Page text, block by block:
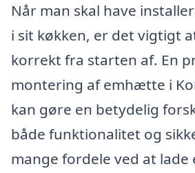
Når man skal have
i sit køkken, er det vigtigt
korrekt fra starten af. En
montering af emhætte i
kan gøre en betydelig
både funktionalitet og
mange fordele ved at lade